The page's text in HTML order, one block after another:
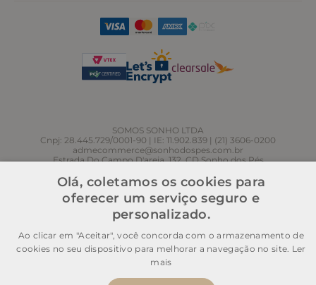
SOMOS SONHO LTDA
Cnpj: 28.445.729/0001-90 | IE: 11.902.839 | (21) 3606-0200
admecommerce@sonhodospes.com.br
Estrada Do Campo D'areia, 132, CD Sonho dos Pés
Olá, coletamos os cookies para
oferecer um serviço seguro e
personalizado.
Ao clicar em "Aceitar", você concorda com o armazenamento de
cookies no seu dispositivo para melhorar a navegação no site. Ler
mais